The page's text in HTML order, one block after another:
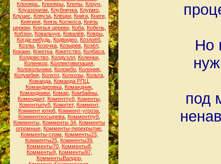
Клоняра.
Клоняры Клопы Клоун
Клуазонизм
Клубничка Клурмо
Клуцис
Кляуза, Клёцки, Книга, Книги,
Княгиня, Князь Космоса, Князь
церкви, Князья церкви, Коба, Кобель,
Кобзон Ковальчук Ковалёв Ковры
Когда-нибудь Кодвидео Козлоёб
Козлы Козочка Козырев Козёл
Кокаин Кокетка Кокетство Колбаса
Колдовство, Колдуэлл, Коленки,
Коленкор, Коллективизация,
Колокольчики Коломбо Колония
Колумбия, Колхоз, Колхозы, Кольта,
Команда, Команда РПЦ
Командировка, Командник,
Командники Комар Комбайны
Комендант, Коментпуб, Коменты,
Коментыпуб, Комитет, Коммент,
Коммент ютюб Коммент-угроза
Комменткосырева Комментпуб
Комменты Комменты 34 Комменты
огромные Комменты-перекрытие
Комменты-спам
Комменты23,
Комменты25, Комменты39,
Комменты70, Комменты8,
Комменты9, Комменты97,
КомментыВалдор,
Но
под